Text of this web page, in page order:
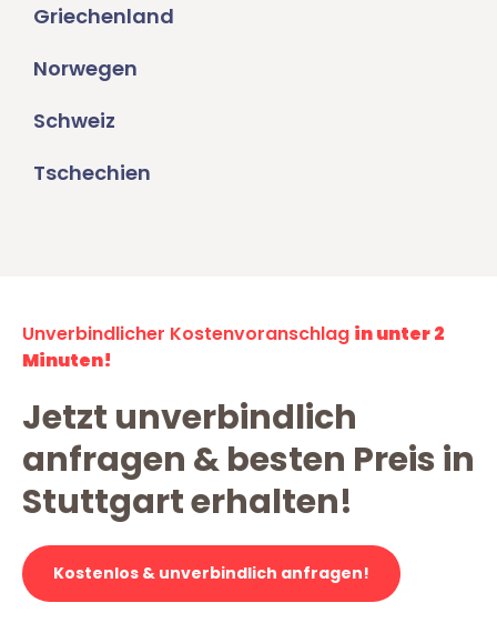
Griechenland
Norwegen
Schweiz
Tschechien
Unverbindlicher Kostenvoranschlag in unter 2
Minuten!
Jetzt unverbindlich
anfragen & besten Preis in
Stuttgart erhalten!
Kostenlos & unverbindlich anfragen!